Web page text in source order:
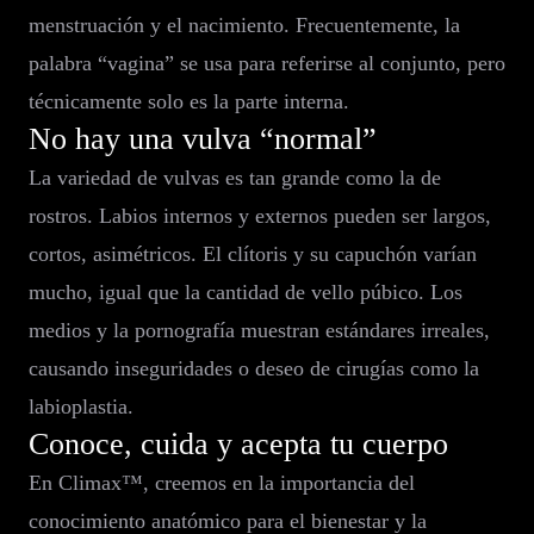
menstruación y el nacimiento. Frecuentemente, la
palabra “vagina” se usa para referirse al conjunto, pero
técnicamente solo es la parte interna.
No hay una vulva “normal”
La variedad de vulvas es tan grande como la de
rostros. Labios internos y externos pueden ser largos,
cortos, asimétricos. El clítoris y su capuchón varían
mucho, igual que la cantidad de vello púbico. Los
medios y la pornografía muestran estándares irreales,
causando inseguridades o deseo de cirugías como la
labioplastia.
Conoce, cuida y acepta tu cuerpo
En Climax™, creemos en la importancia del
conocimiento anatómico para el bienestar y la